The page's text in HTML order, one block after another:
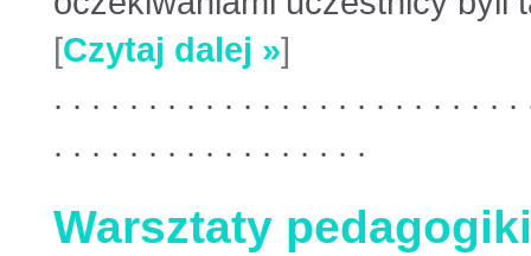
[Czytaj dalej »]
. . . . . . . . . . . . . . . . . . . . . . . .
. . . . . . . . . . . . . . . . .
Warsztaty